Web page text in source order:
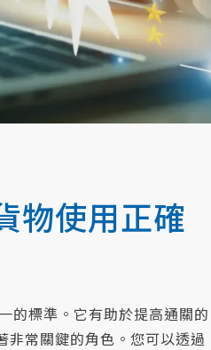
物使用正確
的標準。它有助於提高通關的
非常關鍵的角色。您可以透過